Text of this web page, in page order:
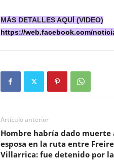
MÁS DETALLES AQUÍ (VIDEO)
https://web.facebook.com/
Artículo anterior
Hombre habría dado muerte
esposa en la ruta entre
Villarrica: fue detenido por la